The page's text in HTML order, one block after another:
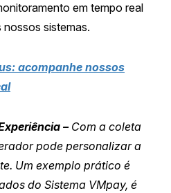
em tempo real
sistemas.
acompanhe nossos
– Com a coleta
pode personalizar a
Um exemplo prático é
do Sistema VMpay, é